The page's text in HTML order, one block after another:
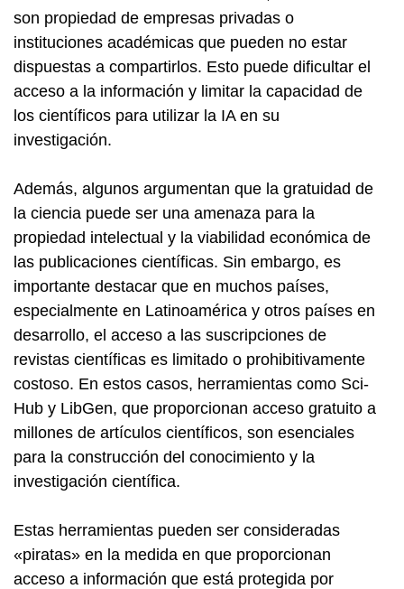
son propiedad de empresas privadas o
instituciones académicas que pueden no estar
dispuestas a compartirlos. Esto puede dificultar el
acceso a la información y limitar la capacidad de
los científicos para utilizar la IA en su
investigación.
Además, algunos argumentan que la gratuidad de
la ciencia puede ser una amenaza para la
propiedad intelectual y la viabilidad económica de
las publicaciones científicas. Sin embargo, es
importante destacar que en muchos países,
especialmente en Latinoamérica y otros países en
desarrollo, el acceso a las suscripciones de
revistas científicas es limitado o prohibitivamente
costoso. En estos casos, herramientas como Sci-
Hub y LibGen, que proporcionan acceso gratuito a
millones de artículos científicos, son esenciales
para la construcción del conocimiento y la
investigación científica.
Estas herramientas pueden ser consideradas
«piratas» en la medida en que proporcionan
acceso a información que está protegida por